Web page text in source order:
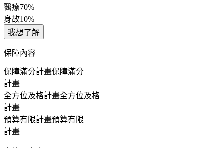
醫療70%
身故10%
我想了解
保障內容
保障滿分計畫保障滿分
計畫
全方位及格計畫全方位及格
計畫
預算有限計畫預算有限
計畫